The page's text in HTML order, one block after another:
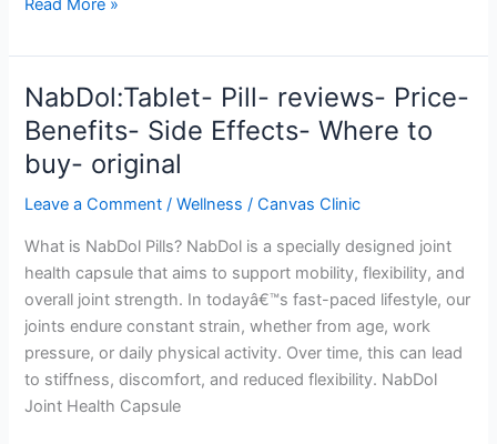
utilizar
-
original
পুরুষদের
স্বাস্থ্য
ক্যাপসুল
যা
যৌন
বৃদ্ধি
এবং
সহনশীলতা
বৃদ্ধি
করে
Read More »
NabDol:Tablet- Pill- reviews- Price-
Benefits- Side Effects- Where to
buy- original
Leave a Comment /Wellness /Canvas Clinic
What is NabDol Pills? NabDol is a specially designed joint
health capsule that aims to support mobility, flexibility, and
overall joint strength. In todayâ€™s fast-paced lifestyle, our
joints endure constant strain, whether from age, work
pressure, or daily physical activity. Over time, this can lead
to stiffness, discomfort, and reduced flexibility. NabDol
Joint Health Capsule